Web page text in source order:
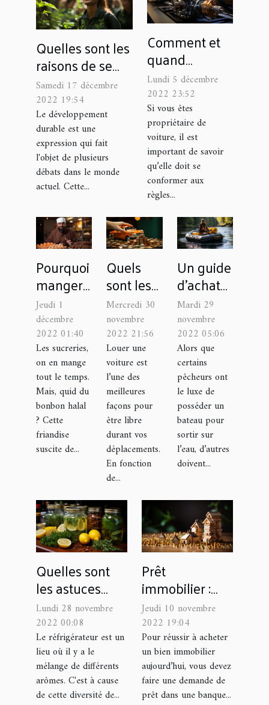
Quelles sont les
raisons de se
former aux
métiers de
l’environnement
et du
développement
durable ?
Samedi 17 décembre
2022 19:54
Le développement
durable est une
expression qui fait
l'objet de plusieurs
débats dans le monde
actuel. Cette...
Comment et
quand
remplacer la
vanne EGR de
sa voiture ?
Lundi 5 décembre
2022 23:52
Si vous êtes
propriétaire de
voiture, il est
important de savoir
qu’elle doit se
conformer aux
règles...
Pourquoi
manger
des
bonbons
halal ?
Jeudi 1
décembre
2022 01:40
Les sucreries,
on en mange
tout le temps.
Mais, quid du
bonbon halal
? Cette
friandise
suscite de...
Quels
sont les
pièges à
éviter
lors de la
location
d’une
voiture
avec une
agence ?
Mercredi 30
novembre
2022 21:56
Louer une
voiture est
l’une des
meilleures
façons pour
être libre
durant vos
déplacements.
En fonction
de...
Un guide
d’achat
facile des
meilleurs
tubes
flottants
de pêche
Mardi 29
novembre
2022 05:06
Alors que
certains
pêcheurs ont
le luxe de
posséder un
bateau pour
sortir sur
l’eau, d’autres
doivent...
Quelles sont
les astuces
pour avoir une
bonne odeur
dans son
réfrigérateur ?
Lundi 28 novembre
2022 00:08
Le réfrigérateur est un
lieu où il y a le
mélange de différents
arômes. C'est à cause
de cette diversité de...
Prêt
immobilier :
quelques
conseils pour
maximiser vos
chances de
l’obtenir
Jeudi 10 novembre
2022 19:04
Pour réussir à acheter
un bien immobilier
aujourd’hui, vous devez
faire une demande de
prêt dans une banque...